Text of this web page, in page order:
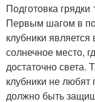
Подготовка
Первым шагом в
клубники
солнечное место,
достаточно света.
клубники не
должно быть